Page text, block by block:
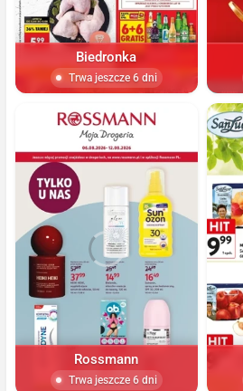
Biedronka
Trwa jeszcze 6 dni
Rossmann
Trwa jeszcze 6 dni